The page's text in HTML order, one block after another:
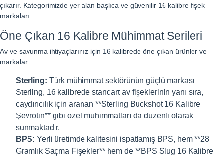
çıkarır. Kategorimizde yer alan başlıca ve güvenilir 16 kalibre fişek
markaları:
Öne Çıkan 16 Kalibre Mühimmat Serileri
Av ve savunma ihtiyaçlarınız için 16 kalibrede öne çıkan ürünler ve
markalar:
Sterling: Türk mühimmat sektörünün güçlü markası
Sterling, 16 kalibrede standart av fişeklerinin yanı sıra,
caydırıcılık için aranan **Sterling Buckshot 16 Kalibre
Şevrotin** gibi özel mühimmatları da düzenli olarak
sunmaktadır.
BPS: Yerli üretimde kalitesini ispatlamış BPS, hem **28
Gramlık Saçma Fişekler** hem de **BPS Slug 16 Kalibre